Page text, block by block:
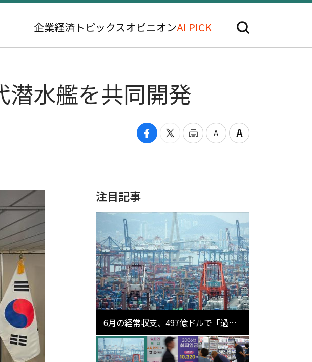
企業経済 トピックスオピニオンAI PICK
潜水艦を共同開発
注目記事
6月の経常収支、497億ドルで「過去
最大」…輸出が初の1000億ドル突破